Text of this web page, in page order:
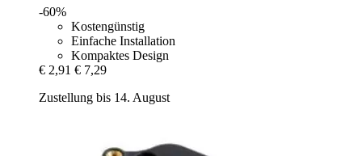
-60%
Kostengünstig
Einfache Installation
Kompaktes Design
€ 2,91 € 7,29
Zustellung bis 14. August